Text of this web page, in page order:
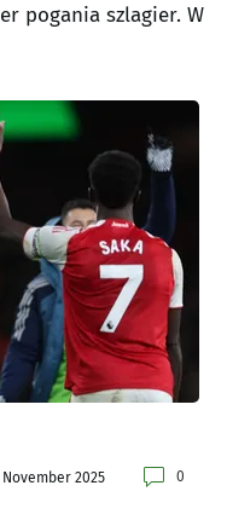
pogania szlagier. W
November 2025 0